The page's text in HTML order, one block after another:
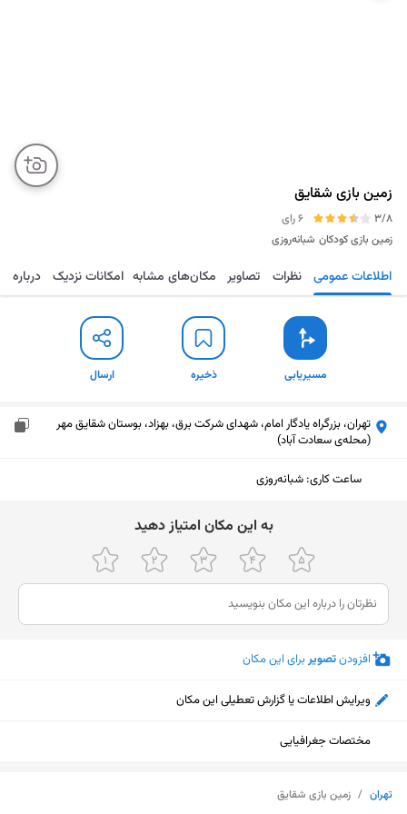
زمین بازی شقایق
3/8
6 رای
زمین بازی کودکان شبانه‌روزی
مسیریابی ذخیره ارسال اطلاعات عمومی نظرات تصاویر مکان‌های مشابه امکانات نزدیک درباره
مسیریابی ذخیره ارسال
تهران، بزرگراه یادگار امام، شهدای شرکت برق، بهزاد، بوستان شقایق مهر
(محله‌ی سعادت آباد)
ساعت کاری: شبانه‌روزی
ﺑﻪ اﯾﻦ ﻣﮑﺎن اﻣﺘﯿﺎز دﻫﯿﺪ
افزودنتصویربرای این مکان
ویرایش اطلاعات یا گزارش تعطیلی این مکان
مختصات جغرافیایی
تهران / زمین بازی شقایق